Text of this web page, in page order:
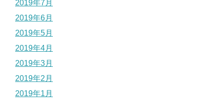
2019年7月
2019年6月
2019年5月
2019年4月
2019年3月
2019年2月
2019年1月